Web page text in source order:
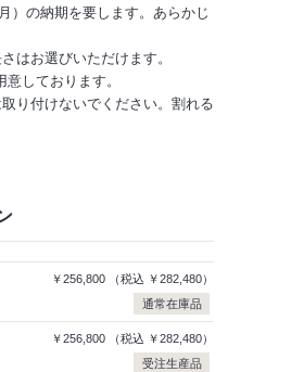
）の納期を要します。あらかじ
はお選びいただけます。
しております。
り付けないでください。割れる
￥256,800 （税込 ￥282,480）
通常在庫品
￥256,800 （税込 ￥282,480）
受注生産品